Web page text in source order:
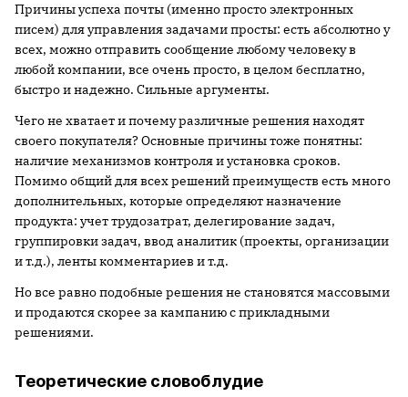
Причины успеха почты (именно просто электронных
писем) для управления задачами просты: есть абсолютно у
всех, можно отправить сообщение любому человеку в
любой компании, все очень просто, в целом бесплатно,
быстро и надежно. Сильные аргументы.
Чего не хватает и почему различные решения находят
своего покупателя? Основные причины тоже понятны:
наличие механизмов контроля и установка сроков.
Помимо общий для всех решений преимуществ есть много
дополнительных, которые определяют назначение
продукта: учет трудозатрат, делегирование задач,
группировки задач, ввод аналитик (проекты, организации
и т.д.), ленты комментариев и т.д.
Но все равно подобные решения не становятся массовыми
и продаются скорее за кампанию с прикладными
решениями.
Теоретические словоблудие